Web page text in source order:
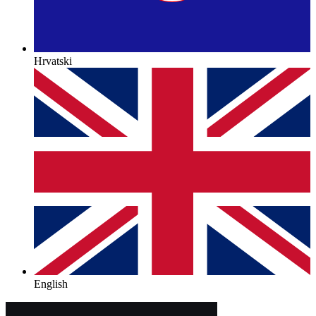
Hrvatski
English